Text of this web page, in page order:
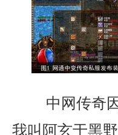
中网传奇
我叫阿玄于黑